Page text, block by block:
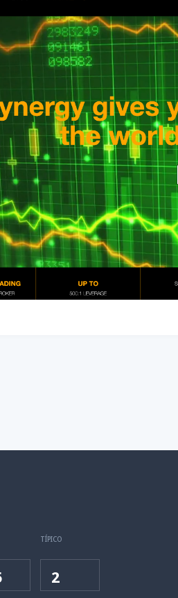
TÍPICO
2